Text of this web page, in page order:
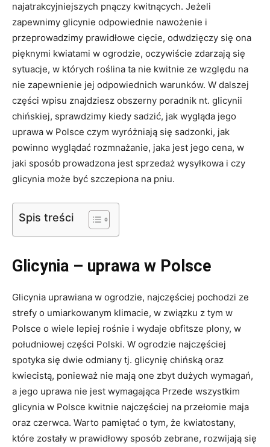
najatrakcyjniejszych pnączy kwitnących. Jeżeli
zapewnimy glicynie odpowiednie nawożenie i
przeprowadzimy prawidłowe cięcie, odwdzięczy się ona
pięknymi kwiatami w ogrodzie, oczywiście zdarzają się
sytuacje, w których roślina ta nie kwitnie ze względu na
nie zapewnienie jej odpowiednich warunków. W dalszej
części wpisu znajdziesz obszerny poradnik nt. glicynii
chińskiej, sprawdzimy kiedy sadzić, jak wygląda jego
uprawa w Polsce czym wyróżniają się sadzonki, jak
powinno wyglądać rozmnażanie, jaka jest jego cena, w
jaki sposób prowadzona jest sprzedaż wysyłkowa i czy
glicynia może być szczepiona na pniu.
Spis treści
Glicynia – uprawa w Polsce
Glicynia uprawiana w ogrodzie, najczęściej pochodzi ze
strefy o umiarkowanym klimacie, w związku z tym w
Polsce o wiele lepiej rośnie i wydaje obfitsze plony, w
południowej części Polski. W ogrodzie najczęściej
spotyka się dwie odmiany tj. glicynię chińską oraz
kwiecistą, ponieważ nie mają one zbyt dużych wymagań,
a jego uprawa nie jest wymagająca Przede wszystkim
glicynia w Polsce kwitnie najczęściej na przełomie maja
oraz czerwca. Warto pamiętać o tym, że kwiatostany,
które zostały w prawidłowy sposób zebrane, rozwijają się